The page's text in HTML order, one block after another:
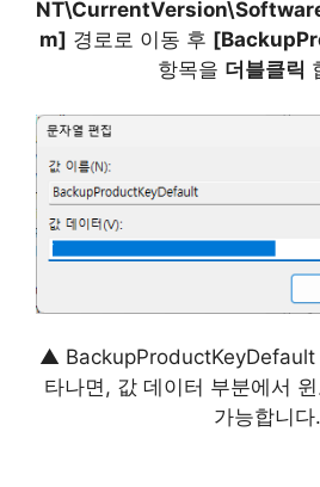
m] 경로로 이동 후
항목을 더블클릭
▲ BackupProductKeyDefault
타나면, 값 데이터 부분에서
가능합니다.